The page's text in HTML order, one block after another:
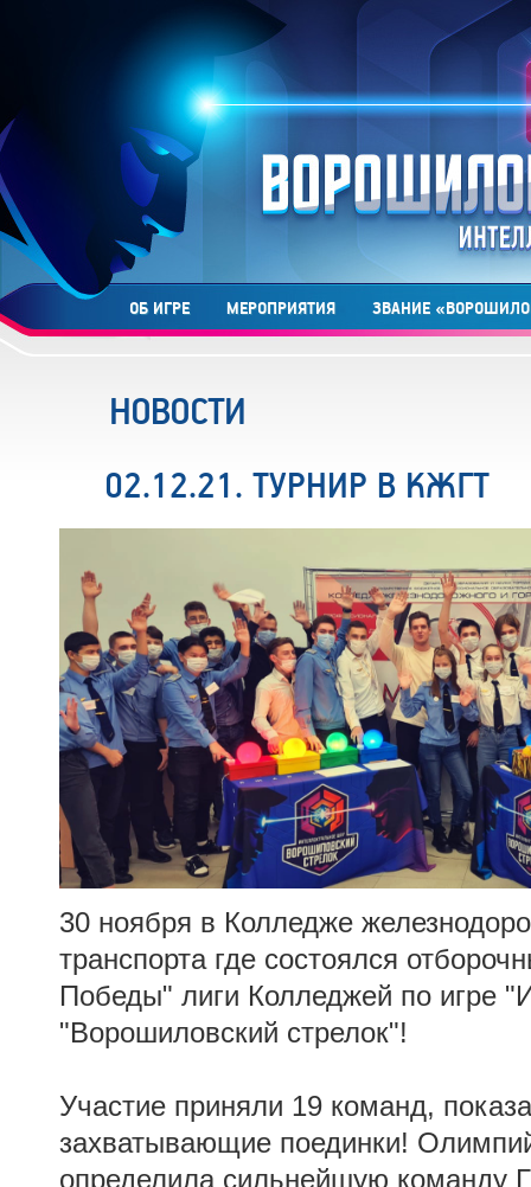
ОБ ИГРЕ МЕРОПРИЯТИЯ ЗВАНИЕ
НОВОСТИ
02.12.21. ТУРНИР В КЖГТ
30 ноября в Колледже
транспорта где состоялся
Победы" лиги Колледжей по игре
"Ворошиловский стрелок"!
Участие приняли 19 команд,
захватывающие поединки!
определила сильнейшую